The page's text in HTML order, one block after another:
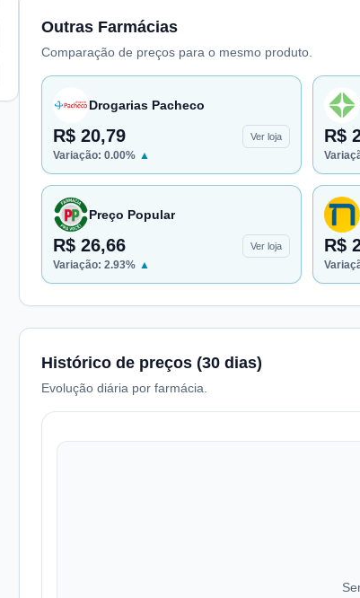
Outras Farmácias
Comparação de preços para o mesmo produto.
Drogarias Pacheco
R$ 20,79 Ver loja
Variação: 0.00% ▲
R$
Preço Popular
R$ 26,66 Ver loja
Variação: 2.93% ▲
R$
Histórico de preços (30 dias)
Evolução diária por farmácia.